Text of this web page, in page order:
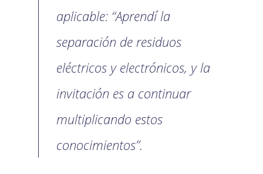
aplicable: “Aprendí la
separación de residuos
eléctricos y electrónicos, y la
invitación es a continuar
multiplicando estos
conocimientos”.